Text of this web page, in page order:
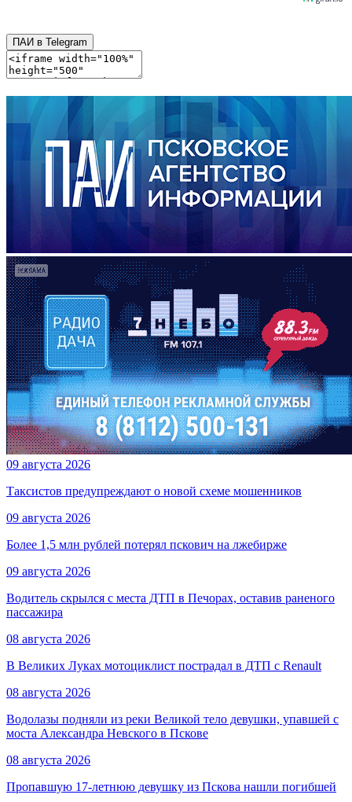
ПАИ в Telegram
09 августа 2026
Таксистов предупреждают о новой схеме мошенников
09 августа 2026
Более 1,5 млн рублей потерял пскович на лжебирже
09 августа 2026
Водитель скрылся с места ДТП в Печорах, оставив раненого
пассажира
08 августа 2026
В Великих Луках мотоциклист пострадал в ДТП с Renault
08 августа 2026
Водолазы подняли из реки Великой тело девушки, упавшей с
моста Александра Невского в Пскове
08 августа 2026
Пропавшую 17-летнюю девушку из Пскова нашли погибшей